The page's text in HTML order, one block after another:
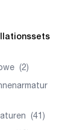
(2)
(41)